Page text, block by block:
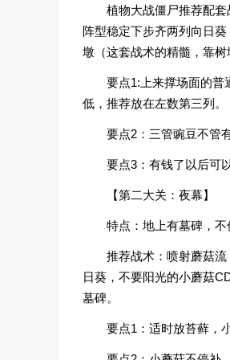
植物大战僵尸推荐配
阵型稳定下步齐两列向日
墩（这套战术的精髓，靠树
要点1:上来撑场面的普
低，推荐放在左数第三列。
要点2：三管豌豆不管
要点3：有钱了以后可
【第二大关：夜幕】
特点：地上有墓碑，不
推荐战术：喷射蘑菇
日葵，不要阳光的小蘑菇
墓碑。
要点1：适时放苔藓，